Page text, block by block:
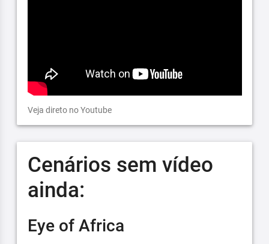
Veja direto no Youtube
Cenários sem vídeo
ainda:
Eye of Africa